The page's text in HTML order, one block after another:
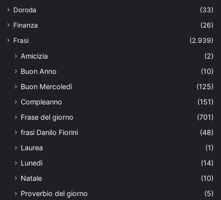
Doroda
(33)
Finanza
(26)
Frasi
(2.939)
Amicizia
(2)
Buon Anno
(10)
Buon Mercoledì
(125)
Compleanno
(151)
Frase del giorno
(701)
frasi Danilo Fiorini
(48)
Laurea
(1)
Lunedì
(14)
Natale
(10)
Proverbio del giorno
(5)